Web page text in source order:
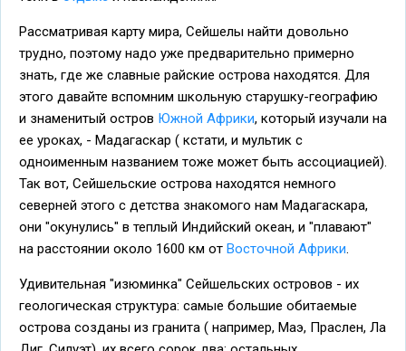
Рассматривая карту мира, Сейшелы найти довольно
трудно, поэтому надо уже предварительно примерно
знать, где же славные райские острова находятся. Для
этого давайте вспомним школьную старушку-географию
и знаменитый остров Южной Африки, который изучали на
ее уроках, - Мадагаскар ( кстати, и мультик с
одноименным названием тоже может быть ассоциацией).
Так вот, Сейшельские острова находятся немного
северней этого с детства знакомого нам Мадагаскара,
они "окунулись" в теплый Индийский океан, и "плавают"
на расстоянии около 1600 км от Восточной Африки.
Удивительная "изюминка" Сейшельских островов - их
геологическая структура: самые большие обитаемые
острова созданы из гранита ( например, Маэ, Праслен, Ла